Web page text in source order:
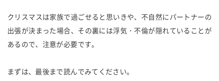
クリスマスは家族で過ごせると思いきや、不自然にパートナーの
出張が決まった場合、その裏には浮気・不倫が隠れていることが
あるので、注意が必要です。
まずは、最後まで読んでみてください。